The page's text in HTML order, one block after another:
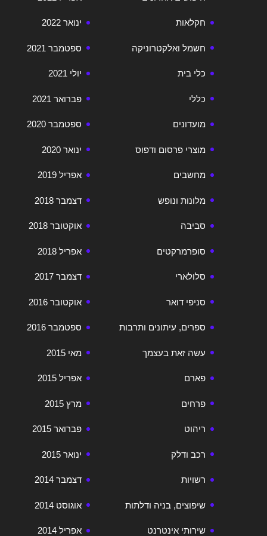
ינואר 2022
ספטמבר 2021
יולי 2021
פברואר 2021
ספטמבר 2020
ינואר 2020
אפריל 2019
דצמבר 2018
אוקטובר 2018
אפריל 2018
דצמבר 2017
אוקטובר 2016
ספטמבר 2016
מאי 2015
אפריל 2015
מרץ 2015
פברואר 2015
ינואר 2015
דצמבר 2014
אוגוסט 2014
אפריל 2014
חקלאות
חשמל ואלקטרוניקה
כלי בית
כללי
מועדונים
מוצרי פרסום ודפוס
מחשבים
מלונות ונופש
סביבה
סופרמרקטים
סלולארי
סניפי דואר
ספרים, עיתונים ותרבות
עשה זאת בעצמך
פארם
פרחים
ריהוט
רכב ודלק
רשויות
שיפוצים, בניה ודלתות
שירותי אינטרנט